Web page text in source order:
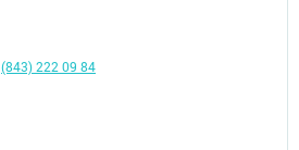
(843) 222 09 84